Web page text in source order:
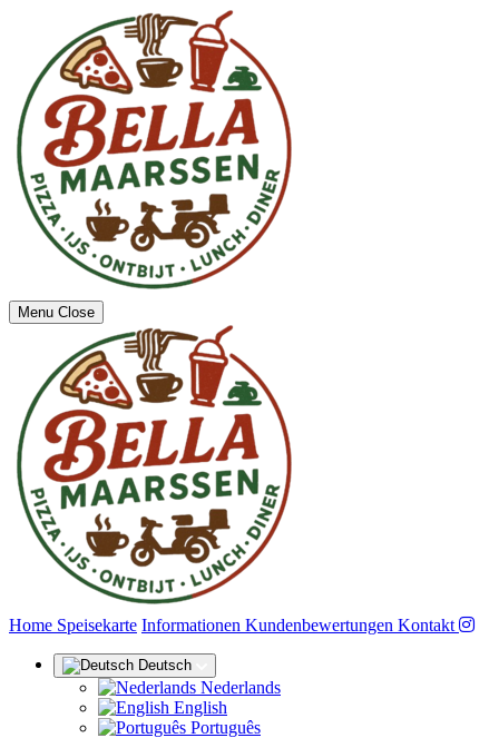
Menu Close
Home (aktuell)
Speisekarte Informationen Kundenbewertungen Kontakt
Deutsch
Nederlands
English
Português